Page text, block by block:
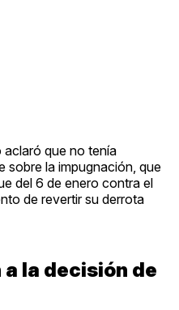
aclaró que no tenía
sobre la impugnación, que
del 6 de enero contra el
de revertir su derrota
la decisión de